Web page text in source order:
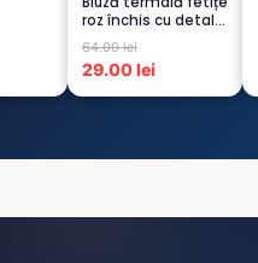
roz închis cu detalii
negre, cu pu...
64.00 lei
29.00 lei